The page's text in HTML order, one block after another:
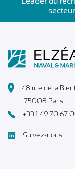
48 rue de la
75008 Paris
+33 1 49 70 67
Suivez-nous